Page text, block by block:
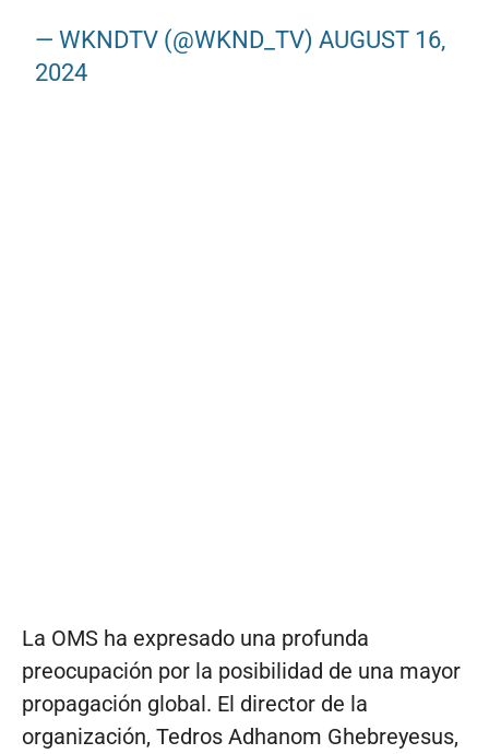
— WKNDTV (@WKND_TV)AUGUST 16,
2024
La OMS ha expresado una profunda
preocupación por la posibilidad de una mayor
propagación global. El director de la
organización, Tedros Adhanom Ghebreyesus,